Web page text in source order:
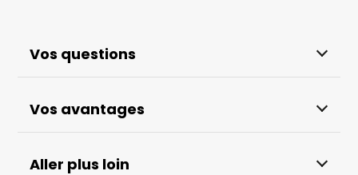
Vos questions
Vos avantages
Aller plus loin